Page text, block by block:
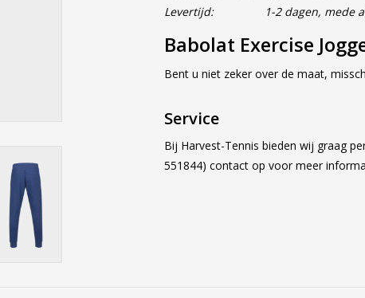
Levertijd:
1-2 dagen, mede
Babolat Exercise
Bent u niet zeker over de maat,
Service
Bij Harvest-Tennis bieden wij graag
551844) contact op voor meer